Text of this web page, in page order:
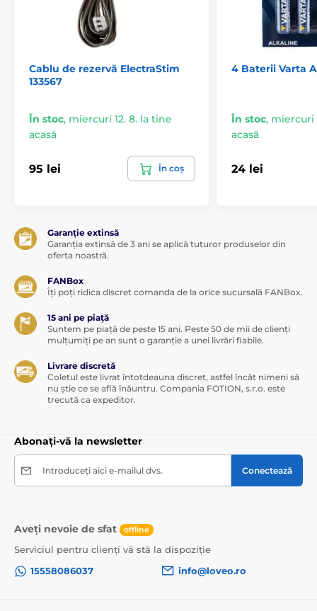
Cablu de rezervă ElectraStim
133567
În stoc, miercuri 12. 8. la tine
acasă
95 lei În coș
4 Baterii Varta
În stoc, miercuri
acasă
24 lei
Garanție extinsă
Garanția extinsă de 3 ani se aplică tuturor produselor din
oferta noastră.
FANBox
Îți poți ridica discret comanda de la orice sucursală FANBox.
15 ani pe piață
Suntem pe piață de peste 15 ani. Peste 50 de mii de clienți
mulțumiți pe an sunt o garanție a unei livrări fiabile.
Livrare discretă
Coletul este livrat întotdeauna discret, astfel încât nimeni să
nu știe ce se află înăuntru. Compania FOTION, s.r.o. este
trecută ca expeditor.
Abonați-vă la newsletter
Introduceți aici e-mailul dvs. Conectează
Aveți nevoie de sfat offline
Serviciul pentru clienți vă stă la dispoziție
15558086037
info@loveo.ro